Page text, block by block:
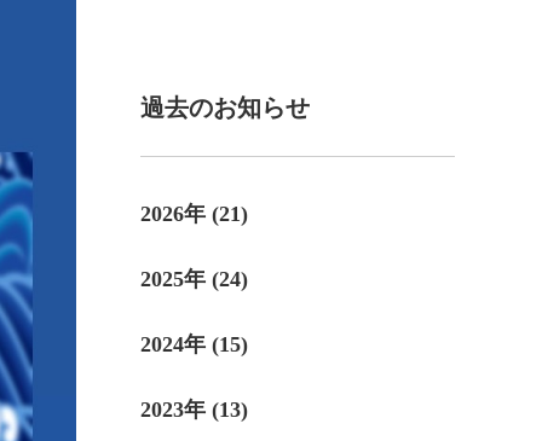
過去のお知らせ
2026年 (21)
2025年 (24)
2024年 (15)
2023年 (13)